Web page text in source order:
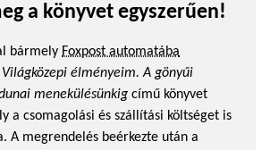
a könyvet egyszerűen!
bármely Foxpost automatába
Világközepi élményeim. A gönyűi
menekülésünkig című könyvet
a csomagolási és szállítási költséget is
A megrendelés beérkezte után a